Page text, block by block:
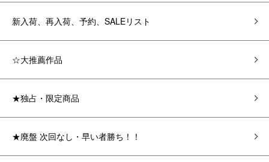
新入荷、再入荷、予約、SALEリスト
☆大推薦作品
★独占・限定商品
★廃盤 次回なし・早い者勝ち！！